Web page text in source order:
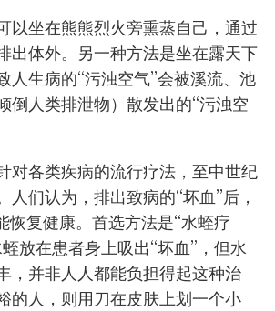
以坐在熊熊烈火旁熏蒸自己，通过
出体外。另一种方法是坐在露天下
人生病的“污浊空气”会被溪流、池
倒人类排泄物）散发出的“污浊空
对各类疾病的流行疗法，至中世纪
人们认为，排出致病的“坏血”后，
恢复健康。首选方法是“水蛭疗
放在患者身上吸出“坏血”，但水
，并非人人都能负担得起这种治
的人，则用刀在皮肤上划一个小